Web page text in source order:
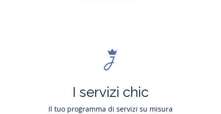
I servizi chic
Il tuo programma di servizi su misura